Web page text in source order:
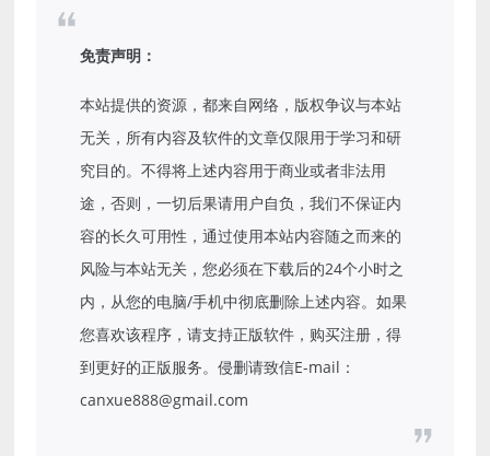
免责声明：
本站提供的资源，都来自网络，版权争议与本站
无关，所有内容及软件的文章仅限用于学习和研
究目的。不得将上述内容用于商业或者非法用
途，否则，一切后果请用户自负，我们不保证内
容的长久可用性，通过使用本站内容随之而来的
风险与本站无关，您必须在下载后的24个小时之
内，从您的电脑/手机中彻底删除上述内容。如果
您喜欢该程序，请支持正版软件，购买注册，得
到更好的正版服务。侵删请致信E-mail：
canxue888@gmail.com